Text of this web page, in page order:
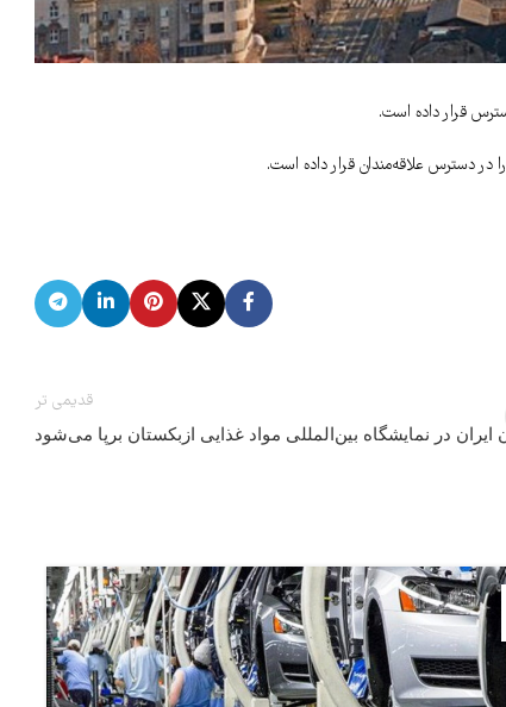
قدیمی تر
ایران در نمایشگاه بین‌المللی مواد غذایی ازبکستان برپا می‌شود